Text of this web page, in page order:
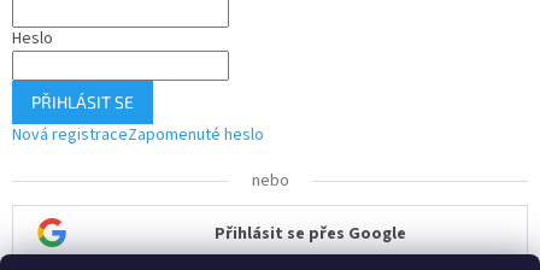
Heslo
PŘIHLÁSIT SE
Nová registraceZapomenuté heslo
nebo
Přihlásit se přes Google